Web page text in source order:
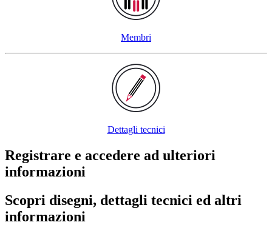
Membri
Dettagli tecnici
Registrare e accedere ad ulteriori
informazioni
Scopri disegni, dettagli tecnici ed altri
informazioni